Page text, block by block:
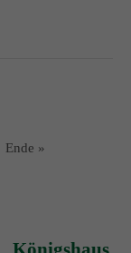
Ende »